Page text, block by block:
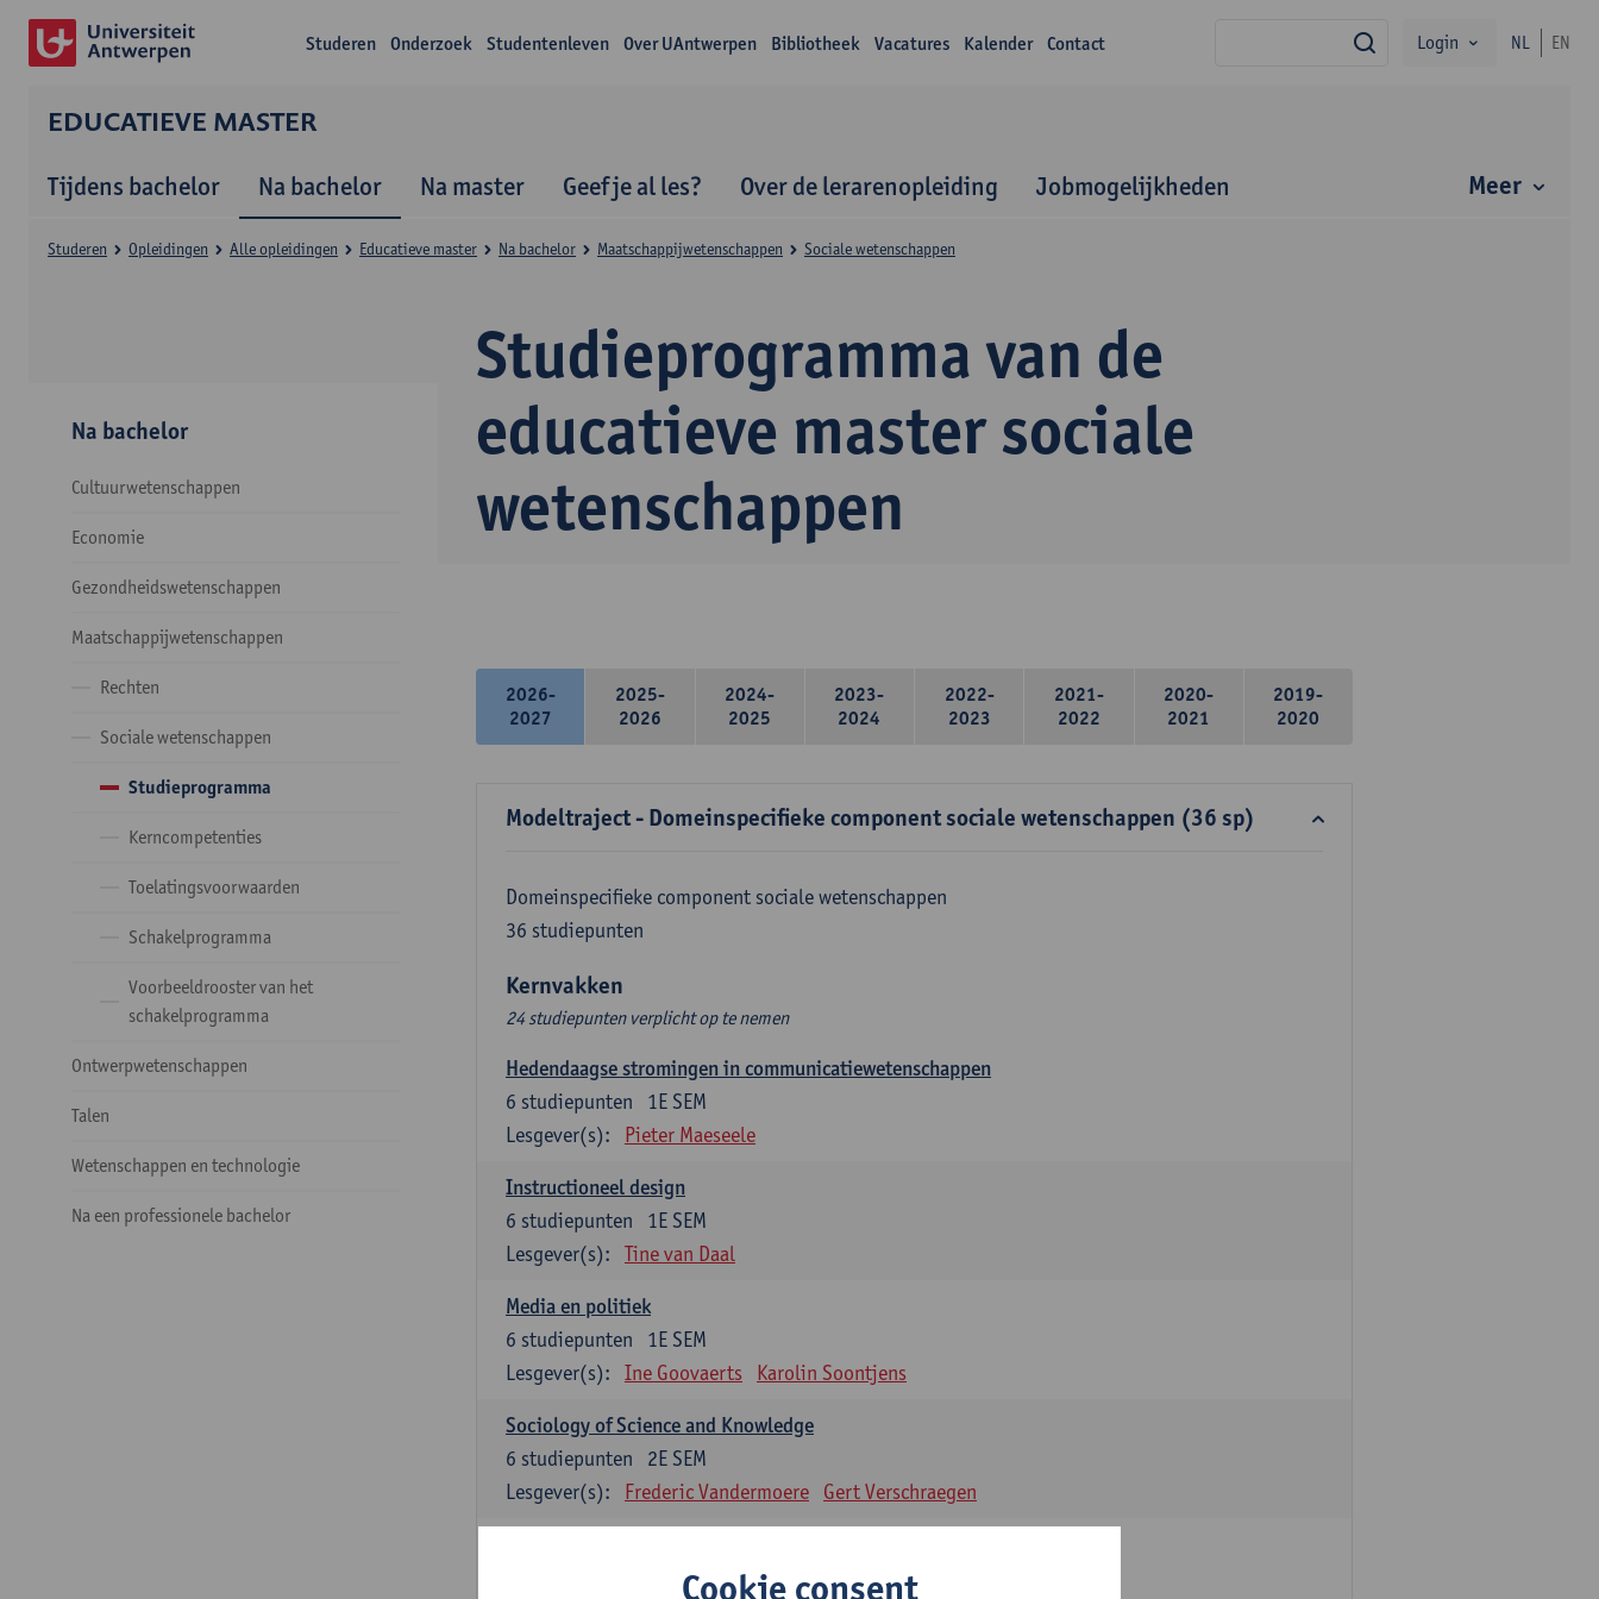
Studeren Onderzoek Studentenleven Over UAntwerpen Bibliotheek Vacatures Kalender Contact zoekLogin NL EN
EDUCATIEVE MASTER
Tijdens bachelor Na bachelor Na master Geef je al les? Over de lerarenopleiding Jobmogelijkheden Meer
Studieprogramma van de
educatieve master sociale
wetenschappen
Studeren Opleidingen Alle opleidingen Educatieve master Na bachelor Maatschappijwetenschappen Sociale wetenschappen
Na bachelor
Cultuurwetenschappen
Economie
Gezondheidswetenschappen
Maatschappijwetenschappen
Rechten
Sociale wetenschappen
Studieprogramma
Kerncompetenties
Toelatingsvoorwaarden
Schakelprogramma
Voorbeeldrooster van het
schakelprogramma
Ontwerpwetenschappen
Talen
Wetenschappen en technologie
Na een professionele bachelor
2026-
2027
2025-
2026
2024-
2025
2023-
2024
2022-
2023
2021-
2022
2020-
2021
2019-
2020
Modeltraject - Domeinspecifieke component sociale wetenschappen (36 sp)
Domeinspecifieke component sociale wetenschappen
36 studiepunten
Kernvakken
24 studiepunten verplicht op te nemen
Hedendaagse stromingen in communicatiewetenschappen
1E SEM
6 studiepunten
Lesgever(s):
Pieter Maeseele
Instructioneel design
1E SEM
6 studiepunten
Lesgever(s):
Tine van Daal
Media en politiek
1E SEM
6 studiepunten
Lesgever(s):
Ine Goovaerts Karolin Soontjens
Sociology of Science and Knowledge
2E SEM
6 studiepunten
Lesgever(s):
Frederic Vandermoere Gert Verschraegen
Keuzevakken cluster communicatiewetenschappen
Cookie consent